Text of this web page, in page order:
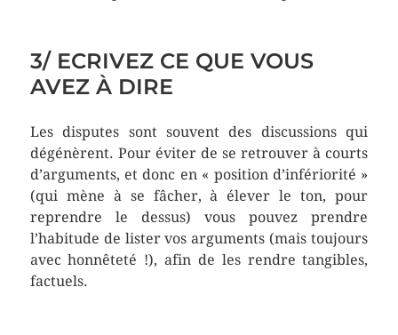
3/ ECRIVEZ CE QUE VOUS
AVEZ À DIRE
Les disputes sont souvent des discussions qui
dégénèrent. Pour éviter de se retrouver à courts
d’arguments, et donc en « position d’infériorité »
(qui mène à se fâcher, à élever le ton, pour
reprendre le dessus) vous pouvez prendre
l’habitude de lister vos arguments (mais toujours
avec honnêteté !), afin de les rendre tangibles,
factuels.